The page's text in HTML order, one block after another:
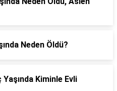
Neden Öldü?
Kiminle Evli